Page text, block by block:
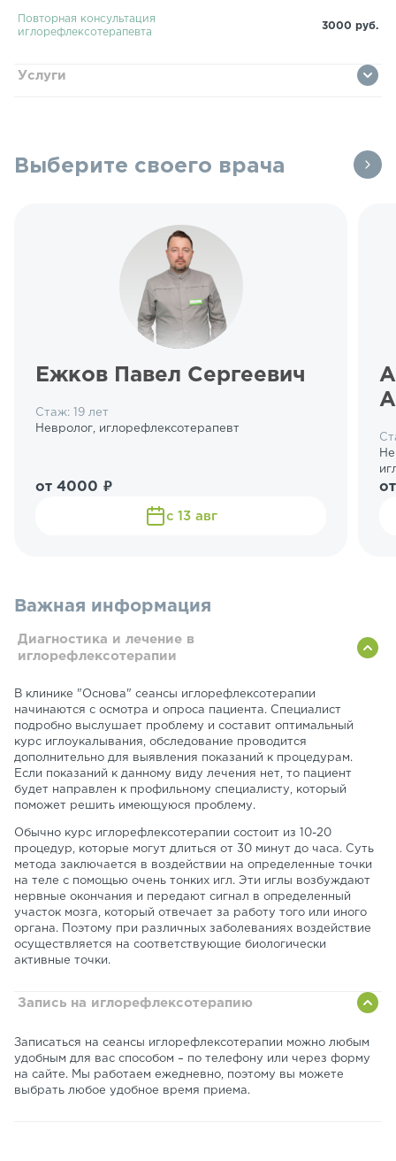
Повторная консультация
иглорефлексотерапевта
3000 руб.
Услуги
Выберите своего врача
Ежков Павел Сергеевич
Стаж: 19 лет
Невролог, иглорефлексотерапевт
от 4000 ₽
с 13 авг
Важная информация
Диагностика и лечение в
иглорефлексотерапии
В клинике "Основа" сеансы иглорефлексотерапии
начинаются с осмотра и опроса пациента. Специалист
подробно выслушает проблему и составит оптимальный
курс иглоукалывания, обследование проводится
дополнительно для выявления показаний к процедурам.
Если показаний к данному виду лечения нет, то пациент
будет направлен к профильному специалисту, который
поможет решить имеющуюся проблему.
Обычно курс иглорефлексотерапии состоит из 10-20
процедур, которые могут длиться от 30 минут до часа. Суть
метода заключается в воздействии на определенные точки
на теле с помощью очень тонких игл. Эти иглы возбуждают
нервные окончания и передают сигнал в определенный
участок мозга, который отвечает за работу того или иного
органа. Поэтому при различных заболеваниях воздействие
осуществляется на соответствующие биологически
активные точки.
Запись на иглорефлексотерапию
Записаться на сеансы иглорефлексотерапии можно любым
удобным для вас способом – по телефону или через форму
на сайте. Мы работаем ежедневно, поэтому вы можете
выбрать любое удобное время приема.